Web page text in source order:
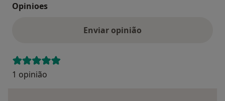
Opinioes
Enviar opinião
1 opinião